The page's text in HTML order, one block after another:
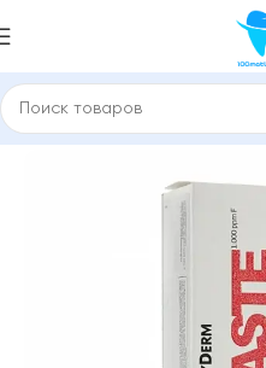
пасты и средства для